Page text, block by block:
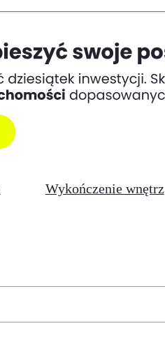
Wykończenie wnętrz